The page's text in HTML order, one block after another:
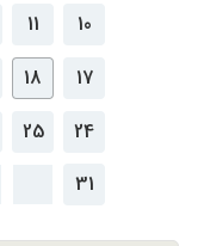
10
11
17
18
24
25
31